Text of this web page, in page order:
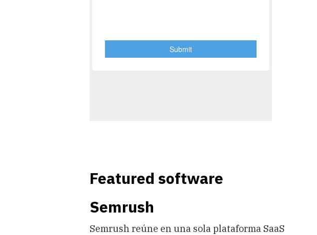
Featured software
Semrush
Semrush reúne en una sola plataforma SaaS